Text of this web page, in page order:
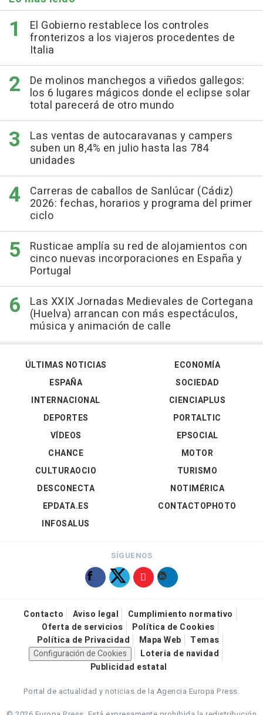
El Gobierno restablece los controles
fronterizos a los viajeros procedentes de
Italia
De molinos manchegos a viñedos gallegos:
los 6 lugares mágicos donde el eclipse solar
total parecerá de otro mundo
Las ventas de autocaravanas y campers
suben un 8,4% en julio hasta las 784
unidades
Carreras de caballos de Sanlúcar (Cádiz)
2026: fechas, horarios y programa del primer
ciclo
Rusticae amplía su red de alojamientos con
cinco nuevas incorporaciones en España y
Portugal
Las XXIX Jornadas Medievales de Cortegana
(Huelva) arrancan con más espectáculos,
música y animación de calle
ÚLTIMAS NOTICIAS
ESPAÑA
INTERNACIONAL
DEPORTES
VÍDEOS
ECONOMÍA
SOCIEDAD
CIENCIAPLUS
PORTALTIC
EPSOCIAL
CHANCE
CULTURAOCIO
DESCONECTA
EPDATA.ES
INFOSALUS
MOTOR
TURISMO
NOTIMÉRICA
CONTACTOPHOTO
SÍGUENOS
Contacto Aviso legal
Cumplimiento normativo
Oferta de servicios
Política de Cookies
Política de Privacidad
Mapa Web
Temas
Configuración de Cookies
Loteria de navidad
Publicidad estatal
Portal de actualidad y noticias de la Agencia Europa Press.